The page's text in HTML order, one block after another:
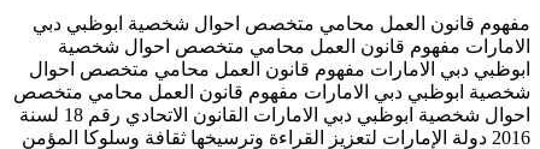
مفهوم قانون العمل محامي متخصص احوال شخصية ابوظبي دبي
الامارات مفهوم قانون العمل محامي متخصص احوال شخصية
ابوظبي دبي الامارات مفهوم قانون العمل محامي متخصص احوال
شخصية ابوظبي دبي الامارات مفهوم قانون العمل محامي متخصص
احوال شخصية ابوظبي دبي الامارات القانون الاتحادي رقم 18 لسنة
2016 دولة الإمارات لتعزيز القراءة وترسيخها ثقافة وسلوكا المؤمن